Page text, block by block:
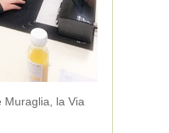
Muraglia, la Via